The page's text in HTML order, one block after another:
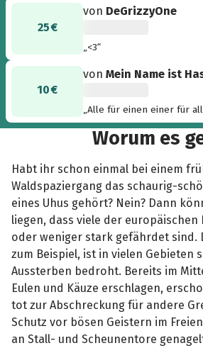
25 €
von DeGrizzyOne
„<3“
10 €
vonMein Name ist
„Alle für einen einer für
Worum es
Habt ihr schon einmal bei einem
Waldspaziergang das schaurig-
eines Uhus gehört? Nein? Dann
liegen, dass viele der
oder weniger stark gefährdet sind.
zum Beispiel, ist in vielen Gebieten
Aussterben bedroht. Bereits im
Eulen und Käuze erschlagen,
tot zur Abschreckung für andere
Schutz vor bösen Geistern im
an Stall- und Scheunentore